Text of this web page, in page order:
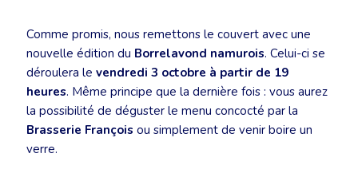
Comme promis, nous remettons le couvert avec une
nouvelle édition du Borrelavond namurois. Celui-ci se
déroulera le vendredi 3 octobre à partir de 19
heures. Même principe que la dernière fois : vous aurez
la possibilité de déguster le menu concocté par la
Brasserie François ou simplement de venir boire un
verre.